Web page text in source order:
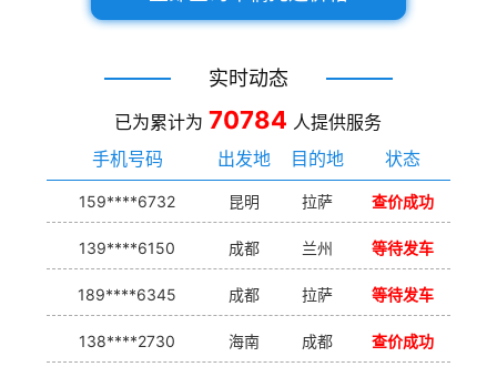
实时动态
已为累计为 70784 人提供服务
手机号码
出发地 目的地 状态
159****6732 昆明 拉萨 查价成功
139****6150 成都 兰州 等待发车
189****6345 成都 拉萨 等待发车
138****2730 海南 成都 查价成功